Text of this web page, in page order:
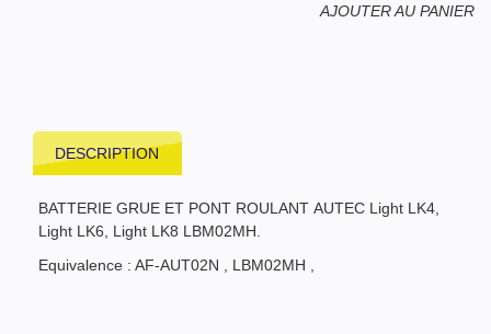
AJOUTER AU PANIER
DESCRIPTION
BATTERIE GRUE ET PONT ROULANT AUTEC Light LK4,
Light LK6, Light LK8 LBM02MH.
Equivalence : AF-AUT02N , LBM02MH ,